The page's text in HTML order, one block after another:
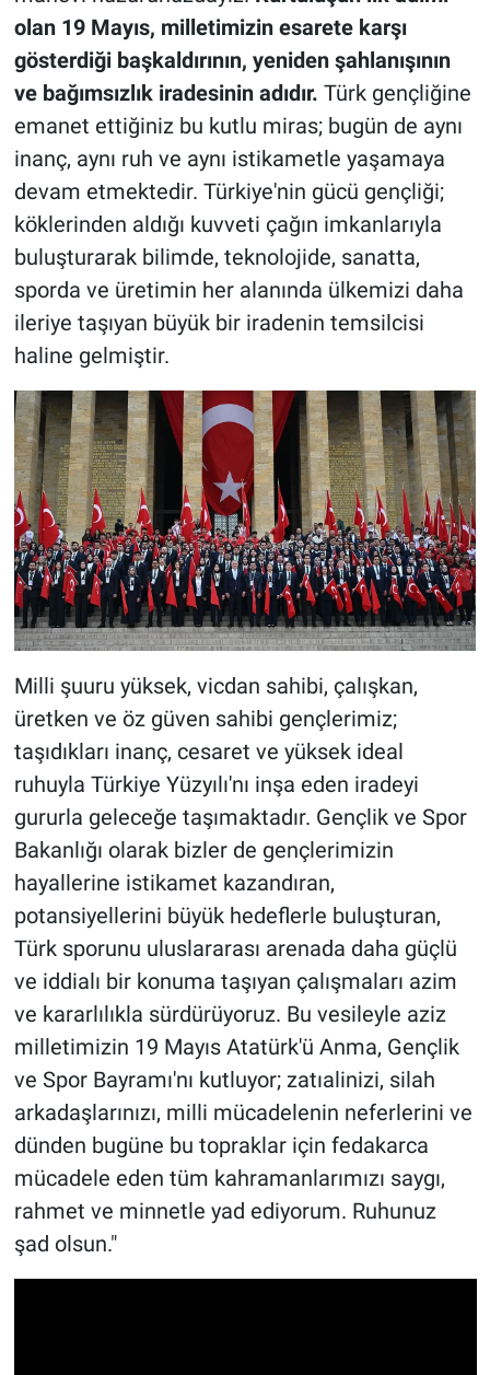
olan 19 Mayıs, milletimizin esarete karşı
gösterdiği başkaldırının, yeniden şahlanışının
ve bağımsızlık iradesinin adıdır. Türk gençliğine
emanet ettiğiniz bu kutlu miras; bugün de aynı
inanç, aynı ruh ve aynı istikametle yaşamaya
devam etmektedir. Türkiye'nin gücü gençliği;
köklerinden aldığı kuvveti çağın imkanlarıyla
buluşturarak bilimde, teknolojide, sanatta,
sporda ve üretimin her alanında ülkemizi daha
ileriye taşıyan büyük bir iradenin temsilcisi
haline gelmiştir.
Milli şuuru yüksek, vicdan sahibi, çalışkan,
üretken ve öz güven sahibi gençlerimiz;
taşıdıkları inanç, cesaret ve yüksek ideal
ruhuyla Türkiye Yüzyılı'nı inşa eden iradeyi
gururla geleceğe taşımaktadır. Gençlik ve Spor
Bakanlığı olarak bizler de gençlerimizin
hayallerine istikamet kazandıran,
potansiyellerini büyük hedeflerle buluşturan,
Türk sporunu uluslararası arenada daha güçlü
ve iddialı bir konuma taşıyan çalışmaları azim
ve kararlılıkla sürdürüyoruz. Bu vesileyle aziz
milletimizin 19 Mayıs Atatürk'ü Anma, Gençlik
ve Spor Bayramı'nı kutluyor; zatıalinizi, silah
arkadaşlarınızı, milli mücadelenin neferlerini ve
dünden bugüne bu topraklar için fedakarca
mücadele eden tüm kahramanlarımızı saygı,
rahmet ve minnetle yad ediyorum. Ruhunuz
şad olsun."